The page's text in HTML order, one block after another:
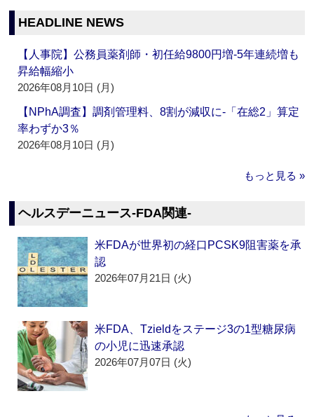
HEADLINE NEWS
【人事院】公務員薬剤師・初任給9800円増‐5年連続増も
昇給幅縮小
2026年08月10日 (月)
【NPhA調査】調剤管理料、8割が減収に‐「在総2」算定
率わずか3％
2026年08月10日 (月)
もっと見る »
ヘルスデーニュース‐FDA関連‐
米FDAが世界初の経口PCSK9阻害薬を承
認
2026年07月21日 (火)
米FDA、Tzieldをステージ3の1型糖尿病
の小児に迅速承認
2026年07月07日 (火)